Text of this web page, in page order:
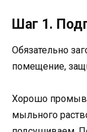
Шаг 1.
Обязательно
помещение,
Хорошо
мыльного